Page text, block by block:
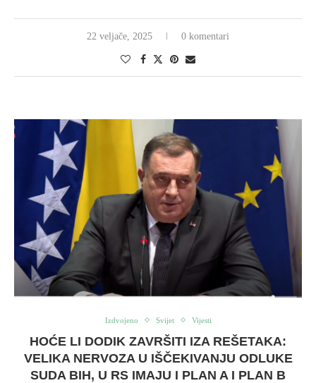
22 veljače, 2025 0 komentari
Izdvojeno Svijet Vijesti
HOĆE LI DODIK ZAVRŠITI IZA REŠETAKA:
VELIKA NERVOZA U IŠČEKIVANJU ODLUKE
SUDA BIH, U RS IMAJU I PLAN A I PLAN B